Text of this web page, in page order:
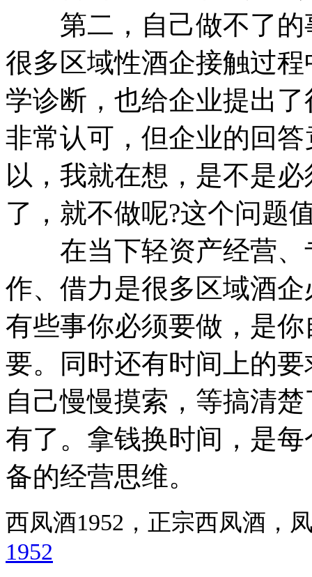
第二，自己做不了的
很多区域性酒企接触过
学诊断，也给企业提出
非常认可，但企业的回
以，我就在想，是不是
了，就不做呢?这个问题
在当下轻资产经营、
作、借力是很多区域酒
有些事你必须要做，是
要。同时还有时间上的
自己慢慢摸索，等搞清
有了。拿钱换时间，是
备的经营思维。
西凤酒1952，正宗西凤酒
1952